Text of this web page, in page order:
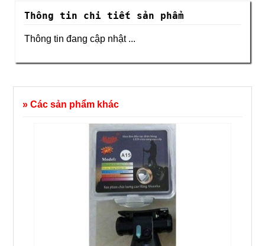
Thông tin chi tiết sản phẩm
Thông tin đang cập nhật ...
» Các sản phẩm khác